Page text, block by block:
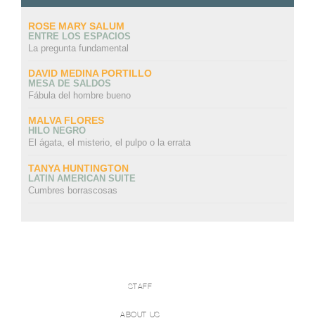
ROSE MARY SALUM
ENTRE LOS ESPACIOS
La pregunta fundamental
DAVID MEDINA PORTILLO
MESA DE SALDOS
Fábula del hombre bueno
MALVA FLORES
HILO NEGRO
El ágata, el misterio, el pulpo o la errata
TANYA HUNTINGTON
LATIN AMERICAN SUITE
Cumbres borrascosas
STAFF
ABOUT US